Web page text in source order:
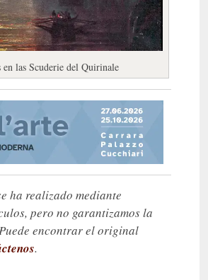
las Scuderie del Quirinale
ha realizado mediante
pero no garantizamos la
encontrar el original
.